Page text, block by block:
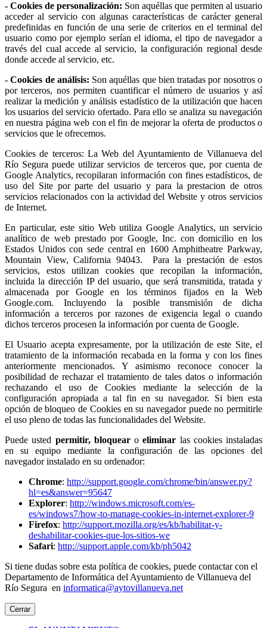
- Cookies de personalización: Son aquéllas que permiten al usuario
acceder al servicio con algunas características de carácter general
predefinidas en función de una serie de criterios en el terminal del
usuario como por ejemplo serían el idioma, el tipo de navegador a
través del cual accede al servicio, la configuración regional desde
donde accede al servicio, etc.
- Cookies de análisis: Son aquéllas que bien tratadas por nosotros o
por terceros, nos permiten cuantificar el número de usuarios y así
realizar la medición y análisis estadístico de la utilización que hacen
los usuarios del servicio ofertado. Para ello se analiza su navegación
en nuestra página web con el fin de mejorar la oferta de productos o
servicios que le ofrecemos.
Cookies de terceros: La Web del Ayuntamiento de Villanueva del
Río Segura puede utilizar servicios de terceros que, por cuenta de
Google Analytics, recopilaran información con fines estadísticos, de
uso del Site por parte del usuario y para la prestacion de otros
servicios relacionados con la actividad del Website y otros servicios
de Internet.
En particular, este sitio Web utiliza Google Analytics, un servicio
analítico de web prestado por Google, Inc. con domicilio en los
Estados Unidos con sede central en 1600 Amphitheatre Parkway,
Mountain View, California 94043. Para la prestación de estos
servicios, estos utilizan cookies que recopilan la información,
incluida la dirección IP del usuario, que será transmitida, tratada y
almacenada por Google en los términos fijados en la Web
Google.com. Incluyendo la posible transmisión de dicha
información a terceros por razones de exigencia legal o cuando
dichos terceros procesen la información por cuenta de Google.
El Usuario acepta expresamente, por la utilización de este Site, el
tratamiento de la información recabada en la forma y con los fines
anteriormente mencionados. Y asimismo reconoce conocer la
posibilidad de rechazar el tratamiento de tales datos o información
rechazando el uso de Cookies mediante la selección de la
configuración apropiada a tal fin en su navegador. Si bien esta
opción de bloqueo de Cookies en su navegador puede no permitirle
el uso pleno de todas las funcionalidades del Website.
Puede usted permitir, bloquearoeliminar las cookies instaladas
en su equipo mediante la configuración de las opciones del
navegador instalado en su ordenador:
Chrome: http://support.google.com/chrome/bin/answer.py?
hl=es&answer=95647
Explorer: http://windows.microsoft.com/es-
es/windows7/how-to-manage-cookies-in-internet-explorer-9
Firefox: http://support.mozilla.org/es/kb/habilitar-y-
deshabilitar-cookies-que-los-sitios-we
Safari: http://support.apple.com/kb/ph5042
Si tiene dudas sobre esta política de cookies, puede contactar con el
Departamento de Informática del Ayuntamiento de Villanueva del
Río Segura en informatica@aytovillanueva.net
Cerrar